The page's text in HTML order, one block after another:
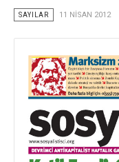
SAYILAR 11 NISAN 2012